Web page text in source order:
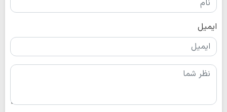
ایمیل